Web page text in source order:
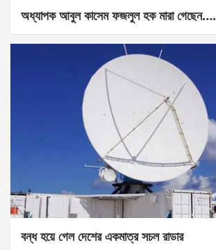
অধ্যাপক আবুল কাসেম ফজলুল হক মারা গেছেন….
বন্ধ হয়ে গেল দেশের একমাত্র সচল রাডার